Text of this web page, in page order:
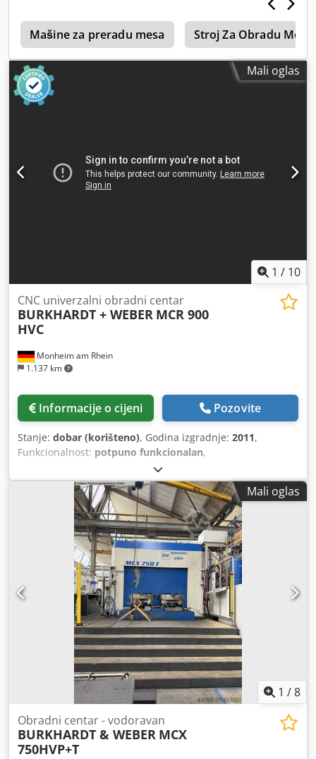
Mašine za preradu mesa Stroj Za Obradu Mesa
Mali oglas
1 / 10
Monheim am Rhein
1.137 km
CNC univerzalni obradni centar
BURKHARDT + WEBER MCR 900
HVC
Informacije o cijeni Pozovite
Stanje: dobar (korišteno), Godina izgradnje: 2011,
Funkcionalnost: potpuno funkcionalan,
Mali oglas
1 /8
Obradni centar - vodoravan
BURKHARDT & WEBER MCX
750HVP+T